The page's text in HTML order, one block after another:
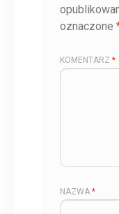
oznaczone
KOMENTARZ *
NAZWA *